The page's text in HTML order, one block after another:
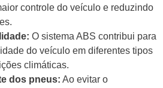
controle do veículo e reduzindo
O sistema ABS contribui para
do veículo em diferentes tipos
climáticas.
dos pneus: Ao evitar o